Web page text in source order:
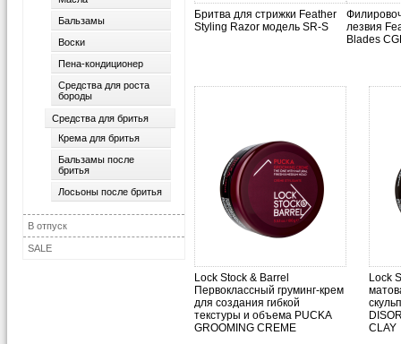
Бальзамы
Воски
Пена-кондиционер
Средства для роста
бороды
Средства для бритья
Крема для бритья
Бальзамы после
бритья
Лосьоны после бритья
В отпуск
SALE
Бритва для стрижки Feather
Styling Razor модель SR-S
лезвия
Blades
Lock Stock & Barrel
Первоклассный груминг-крем
для создания гибкой
текстуры и объема PUCKA
GROOMING CREME
Lock
CLAY